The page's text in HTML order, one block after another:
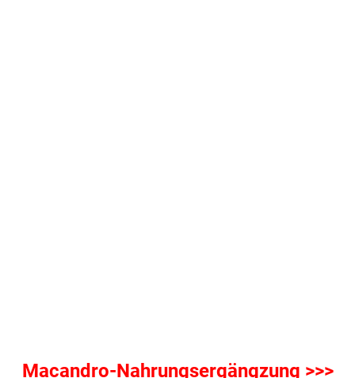
Macandro-Nahrungsergängzung >>>